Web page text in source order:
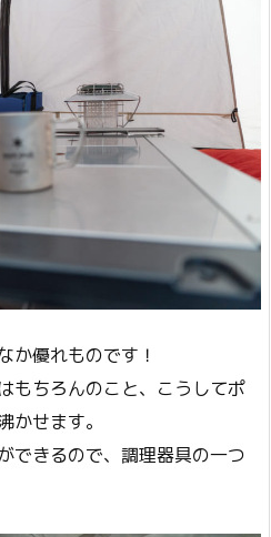
か優れものです！
もちろんのこと、こうしてポ
かせます。
できるので、調理器具の一つ